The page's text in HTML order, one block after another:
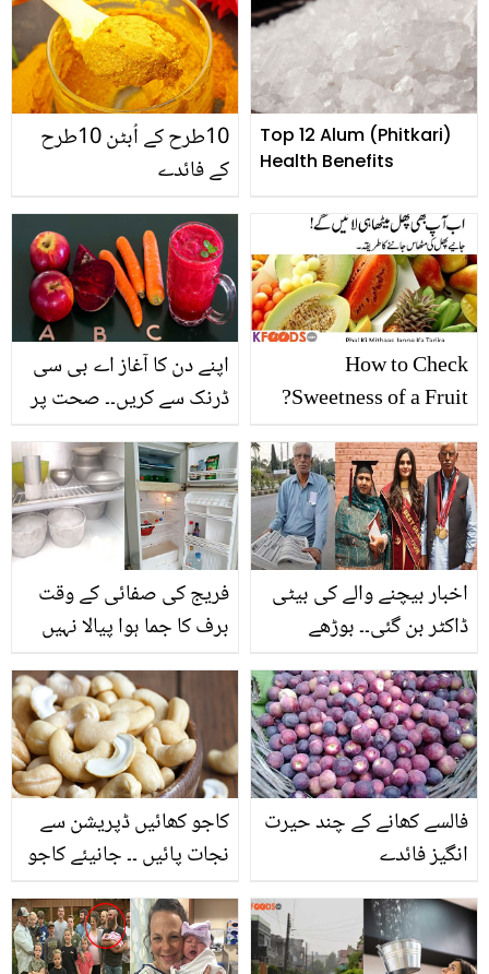
10طرح کے اُبٹن 10طرح
کے فائدے
Top 12 Alum (Phitkari)
Health Benefits
اپنے دن کا آغاز اے بی سی
ڈرنک سے کریں۔۔ صحت پر
اس کے شاندار اثرات جان
کر آپ اسے روز پینے پر
مجبور ہو جائیں گے۔۔!
How to Check
Sweetness of a Fruit?
فریج کی صفائی کے وقت
برف کا جما ہوا پیالا نہیں
نکلتا تو جانیے فریج کی
صفائی کا ایسا طریقہ جس
سے فریزر پگھلے منٹوں میں
اخبار بیچنے والے کی بیٹی
ڈاکٹر بن گئی۔۔ بوڑھے
والدین نے جب بیٹی کا
رزلٹ دیکھا، تو کیا کیا؟
کاجو کھائیں ڈپریشن سے
نجات پائیں ۔۔ جانیئے کاجو
کا استعمال آپ کے جسم
میں اور کونسے اہم کام کر
سکتا ہے؟
فالسے کھانے کے چند حیرت
انگیز فائدے